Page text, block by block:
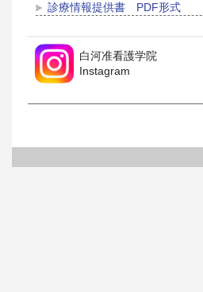
診療情報提供書 PDF形式
白河准看護学院
Instagram